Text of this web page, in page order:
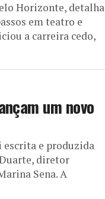
Horizonte, detalha
em teatro e
a carreira cedo,
um novo
escrita e produzida
diretor
Sena. A